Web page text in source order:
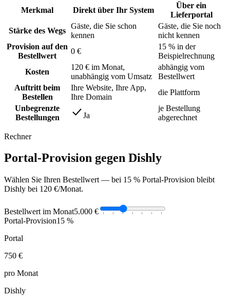
Merkmal
Direkt über Ihr System
Über ein
Lieferportal
Stärke des Wegs
Gäste, die Sie schon
kennen
Gäste, die Sie noch
nicht kennen
Provision auf den
Bestellwert
0 €
15 % in der
Beispielrechnung
Kosten
120 € im Monat,
unabhängig vom Umsatz
abhängig vom
Bestellwert
Auftritt beim
Bestellen
Ihre Website, Ihre App,
Ihre Domain
die Plattform
Unbegrenzte
Bestellungen
Ja
je Bestellung
abgerechnet
Rechner
Portal-Provision gegen Dishly
Wählen Sie Ihren Bestellwert — bei 15 % Portal-Provision bleibt
Dishly bei 120 €/Monat.
Bestellwert im Monat5.000 €
Portal-Provision15 %
Portal
750 €
pro Monat
Dishly